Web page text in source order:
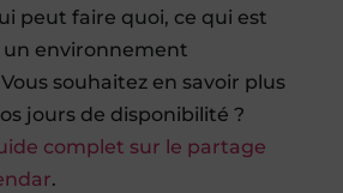
peut faire quoi, ce qui est
un environnement
souhaitez en savoir plus
jours de disponibilité ?
complet sur le partage
.